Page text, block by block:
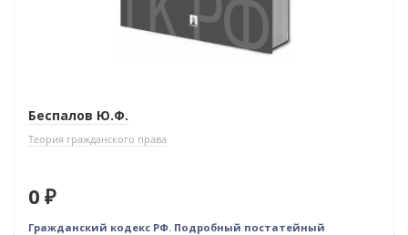
Беспалов Ю.Ф.
Теория гражданского права
0 ₽
Гражданский кодекс РФ. Подробный постатейный